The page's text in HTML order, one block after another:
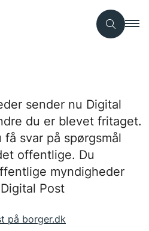
sender nu Digital
du er blevet fritaget.
svar på spørgsmål
offentlige. Du
myndigheder
Post
på borger.dk